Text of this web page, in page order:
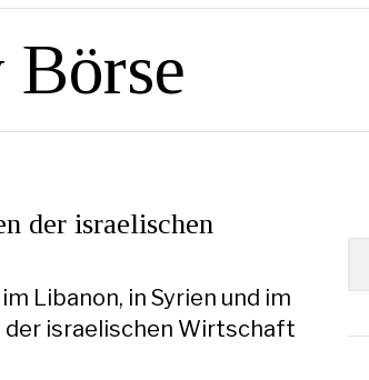
der israelischen
Libanon, in Syrien und im
der israelischen Wirtschaft